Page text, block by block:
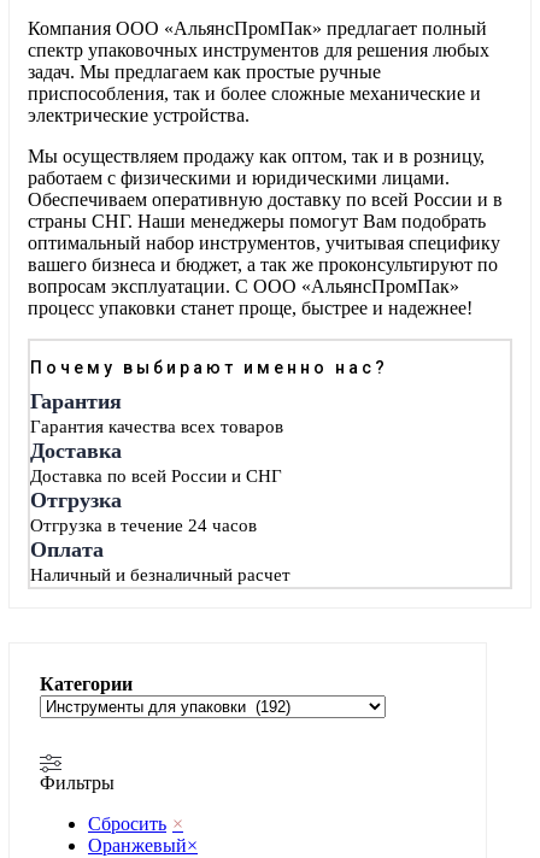
Компания ООО «АльянсПромПак» предлагает полный
спектр упаковочных инструментов для решения любых
задач. Мы предлагаем как простые ручные
приспособления, так и более сложные механические и
электрические устройства.
Мы осуществляем продажу как оптом, так и в розницу,
работаем с физическими и юридическими лицами.
Обеспечиваем оперативную доставку по всей России и в
страны СНГ. Наши менеджеры помогут Вам подобрать
оптимальный набор инструментов, учитывая специфику
вашего бизнеса и бюджет, а так же проконсультируют по
вопросам эксплуатации. С ООО «АльянсПромПак»
процесс упаковки станет проще, быстрее и надежнее!
Почему выбирают именно нас?
Гарантия
Гарантия качества всех товаров
Доставка
Доставка по всей России и СНГ
Отгрузка
Отгрузка в течение 24 часов
Оплата
Наличный и безналичный расчет
Категории
Фильтры
Сбросить ×
Оранжевый×